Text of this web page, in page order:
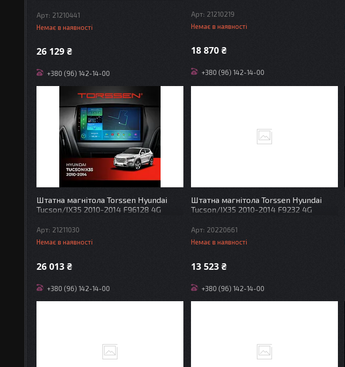
21210441
Немає в наявності
26 129 ₴
+380 (96) 142-14-00
21210219
Немає в наявності
18 870 ₴
+380 (96) 142-14-00
Штатна магнітола Torssen Hyundai
Tucson/IX35 2010-2014 F96128 4G
21211030
Немає в наявності
26 013 ₴
+380 (96) 142-14-00
Штатна магнітола Torssen Hyundai
Tucson/IX35 2010-2014 F9232 4G
20220661
Немає в наявності
13 523 ₴
+380 (96) 142-14-00